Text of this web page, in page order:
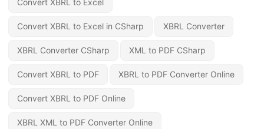
Convert XBRL to Excel in CSharp XBRL Converter
XBRL Converter CSharp XML to PDF CSharp
Convert XBRL to PDF XBRL to PDF Converter Online
Convert XBRL to PDF Online
XBRL XML to PDF Converter Online